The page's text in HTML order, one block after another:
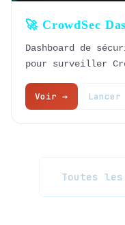
🚀 CrowdSec
Dashboard de
pour surveiller
Voir → Lancer
Toutes